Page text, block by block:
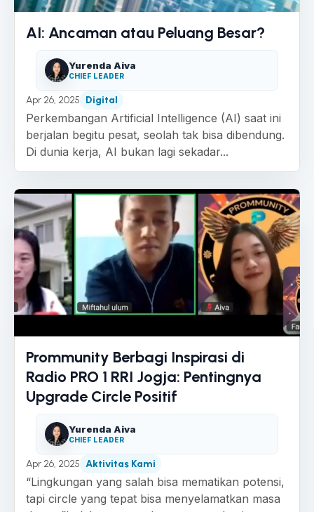
AI: Ancaman atau Peluang Besar?
Yurenda Aiva
CHIEF LEADER
Apr 26, 2025 Digital
Perkembangan Artificial Intelligence (AI) saat ini
berjalan begitu pesat, seolah tak bisa dibendung.
Di dunia kerja, AI bukan lagi sekadar...
Prommunity Berbagi Inspirasi di
Radio PRO 1 RRI Jogja: Pentingnya
Upgrade Circle Positif
Yurenda Aiva
CHIEF LEADER
Apr 26, 2025 Aktivitas Kami
“Lingkungan yang salah bisa mematikan potensi,
tapi circle yang tepat bisa menyelamatkan masa